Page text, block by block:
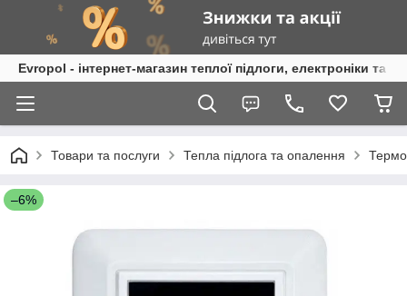
Evropol - інтернет-магазин теплої підлоги, електроніки та
Товари та послуги Тепла підлога та опалення
–6%